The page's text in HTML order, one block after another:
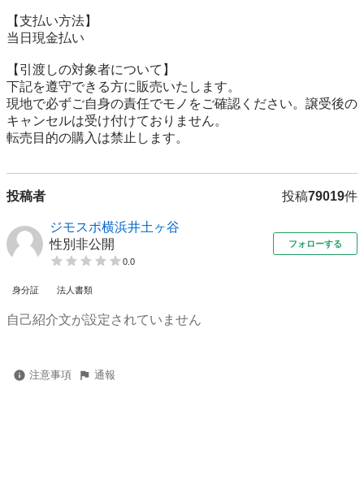
【⽀払い⽅法】
当日現金払い
【引渡しの対象者について】
下記を遵守できる⽅に販売いたします。
現地で必ずご⾃⾝の責任でモノをご確認ください。譲受後の
キャンセルは受け付けておりません。
転売⽬的の購⼊は禁⽌します。
投稿者 投稿79019件
ジモスポ横浜井土ヶ谷
性別非公開
0.0
フォローする
身分証 法人書類
自己紹介文が設定されていません
注意事項 通報